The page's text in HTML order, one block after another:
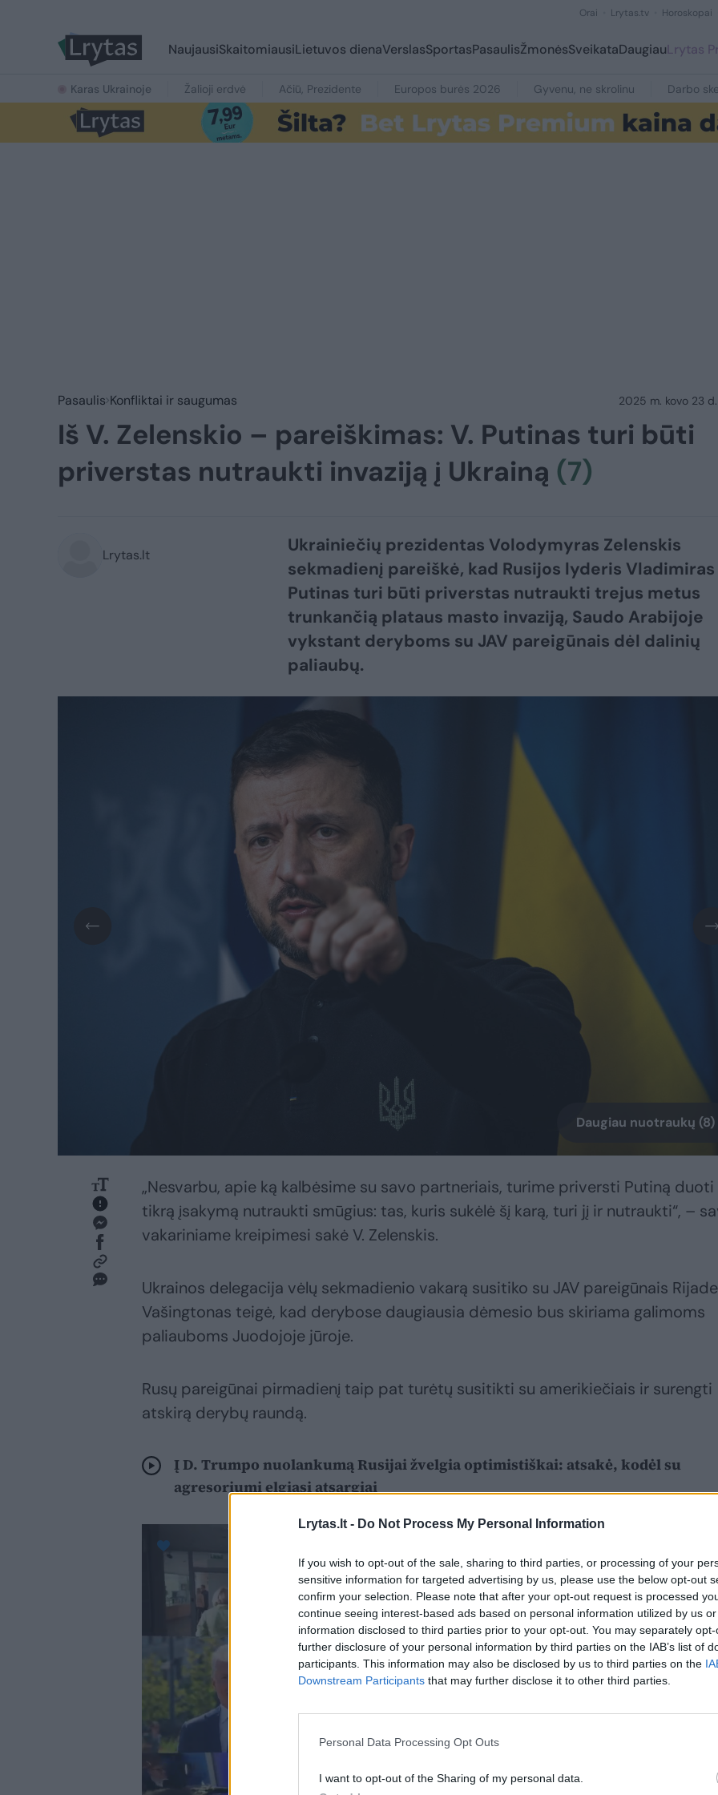
Lrytas.lt - Do Not Process My Personal Information
If you wish to opt-out of the sale, sharing to third parties, or processing of your
sensitive information for targeted advertising by us, please use the below opt-out
confirm your selection. Please note that after your opt-out request is processed
continue seeing interest-based ads based on personal information utilized by us
information disclosed to third parties prior to your opt-out. You may separately
further disclosure of your personal information by third parties on the IAB’s list of
participants. This information may also be disclosed by us to third parties on the
Downstream Participants that may further disclose it to other third parties.
Personal Data Processing Opt Outs
I want to opt-out of the Sharing of my personal data.
Orai Lrytas.tv Horoskopai
NaujausiSkaitomiausiLietuvos dienaVerslasSportasPasaulisŽmonėsSveikataDaugiauLrytas
Karas Ukrainoje Žalioji erdvė Ačiū, Prezidente Europos burės 2026 Gyvenu, ne skrolinu Darbo
Pasaulis Konfliktai ir saugumas 2025 m. kovo 23
Iš V. Zelenskio – pareiškimas: V. Putinas turi būti
priverstas nutraukti invaziją į Ukrainą (7)
Lrytas.lt
Ukrainiečių prezidentas Volodymyras Zelenskis
sekmadienį pareiškė, kad Rusijos lyderis Vladimiras
Putinas turi būti priverstas nutraukti trejus metus
trunkančią plataus masto invaziją, Saudo Arabijoje
vykstant deryboms su JAV pareigūnais dėl dalinių
paliaubų.
Daugiau nuotraukų (8)
„Nesvarbu, apie ką kalbėsime su savo partneriais, turime priversti Putiną duoti
tikrą įsakymą nutraukti smūgius: tas, kuris sukėlė šį karą, turi jį ir nutraukti“, –
vakariniame kreipimesi sakė V. Zelenskis.
Ukrainos delegacija vėlų sekmadienio vakarą susitiko su JAV pareigūnais
Vašingtonas teigė, kad derybose daugiausia dėmesio bus skiriama galimoms
paliauboms Juodojoje jūroje.
Rusų pareigūnai pirmadienį taip pat turėtų susitikti su amerikiečiais ir surengti
atskirą derybų raundą.
Į D. Trumpo nuolankumą Rusijai žvelgia optimistiškai: atsakė, kodėl su
agresoriumi elgiasi atsargiai